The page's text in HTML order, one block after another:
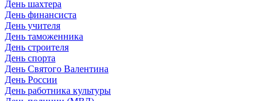
День шахтера
День финансиста
День учителя
День таможенника
День строителя
День спорта
День Святого Валентина
День России
День работника культуры